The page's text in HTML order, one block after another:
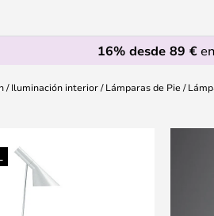
16% desde 89 €
Iluminación interior Lámparas de Pie